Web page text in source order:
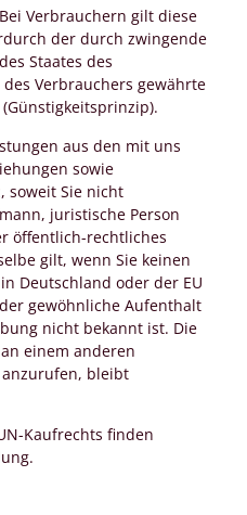
Verbrauchern gilt diese
der durch zwingende
Staates des
Verbrauchers gewährte
aus den mit uns
sowie
soweit Sie nicht
juristische Person
öffentlich-rechtliches
gilt, wenn Sie keinen
Deutschland oder der EU
gewöhnliche Aufenthalt
nicht bekannt ist. Die
einem anderen
bleibt
Kaufrechts finden